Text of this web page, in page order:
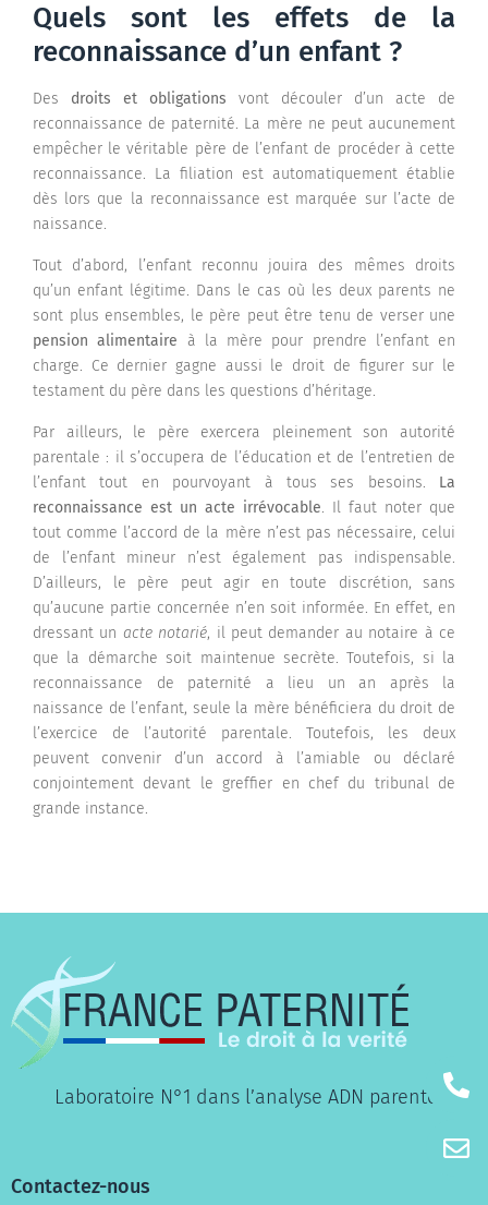
Quels sont les effets de la
reconnaissance d’un enfant ?
Des droits et obligations vont découler d’un acte de
reconnaissance de paternité. La mère ne peut aucunement
empêcher le véritable père de l’enfant de procéder à cette
reconnaissance. La filiation est automatiquement établie
dès lors que la reconnaissance est marquée sur l’acte de
naissance.
Tout d’abord, l’enfant reconnu jouira des mêmes droits
qu’un enfant légitime. Dans le cas où les deux parents ne
sont plus ensembles, le père peut être tenu de verser une
pension alimentaire à la mère pour prendre l’enfant en
charge. Ce dernier gagne aussi le droit de figurer sur le
testament du père dans les questions d’héritage.
Par ailleurs, le père exercera pleinement son autorité
parentale : il s’occupera de l’éducation et de l’entretien de
l’enfant tout en pourvoyant à tous ses besoins. La
reconnaissance est un acte irrévocable. Il faut noter que
tout comme l’accord de la mère n’est pas nécessaire, celui
de l’enfant mineur n’est également pas indispensable.
D’ailleurs, le père peut agir en toute discrétion, sans
qu’aucune partie concernée n’en soit informée. En effet, en
dressant un acte notarié, il peut demander au notaire à ce
que la démarche soit maintenue secrète. Toutefois, si la
reconnaissance de paternité a lieu un an après la
naissance de l’enfant, seule la mère bénéficiera du droit de
l’exercice de l’autorité parentale. Toutefois, les deux
peuvent convenir d’un accord à l’amiable ou déclaré
conjointement devant le greffier en chef du tribunal de
grande instance.
Laboratoire N°1 dans l’analyse ADN parenté
Contactez-nous